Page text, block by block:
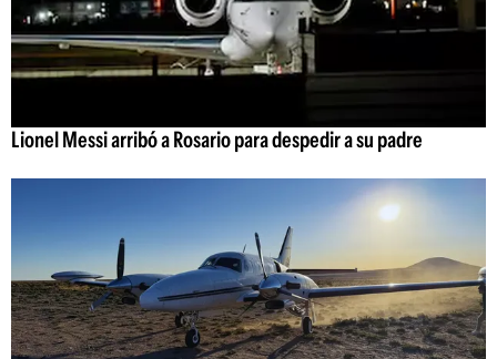
Lionel Messi arribó a Rosario para despedir a su padre